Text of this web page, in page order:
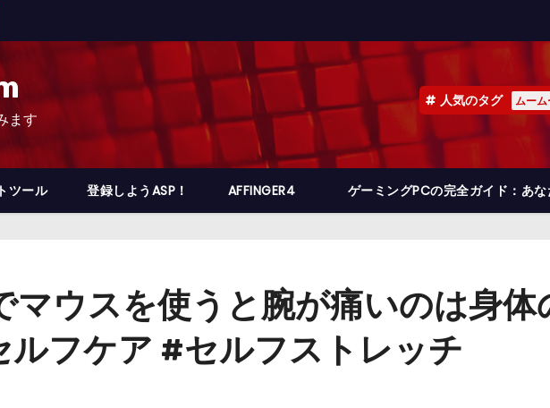
ます
人気のタグ ムー
ツール 登録しようASP！ AFFINGER4 ゲーミングPCの完全ガイド：あ
マウスを使うと腕が痛いのは身
ルフケア #セルフストレッチ